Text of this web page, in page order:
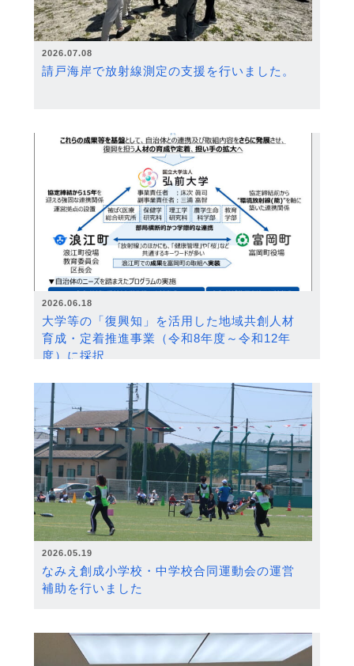
2026.07.08
請戸海岸で放射線測定の支援を行いました。
2026.06.18
大学等の「復興知」を活用した地域共創人材
育成・定着推進事業（令和8年度～令和12年
度）に採択
2026.05.19
なみえ創成小学校・中学校合同運動会の運営
補助を行いました